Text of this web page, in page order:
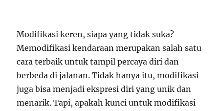
Modifikasi keren, siapa yang tidak suka?
Memodifikasi kendaraan merupakan salah satu
cara terbaik untuk tampil percaya diri dan
berbeda di jalanan. Tidak hanya itu, modifikasi
juga bisa menjadi ekspresi diri yang unik dan
menarik. Tapi, apakah kunci untuk modifikasi